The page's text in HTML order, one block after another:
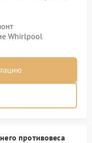
Whirlpool
противовеса